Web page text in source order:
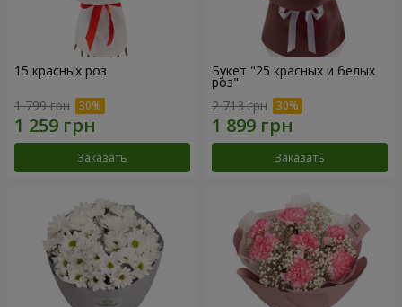
15 красных роз
1 799 грн
Заказать
Букет "25 красных и белых
роз"
2 713 грн
Заказать